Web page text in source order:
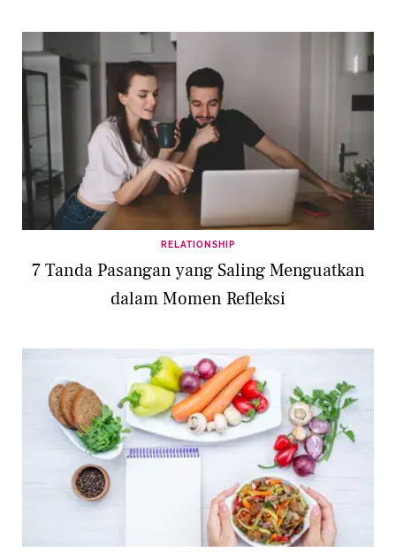
RELATIONSHIP
7 Tanda Pasangan yang Saling Menguatkan
dalam Momen Refleksi